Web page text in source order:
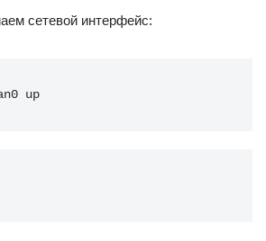
сетевой интерфейс:
up